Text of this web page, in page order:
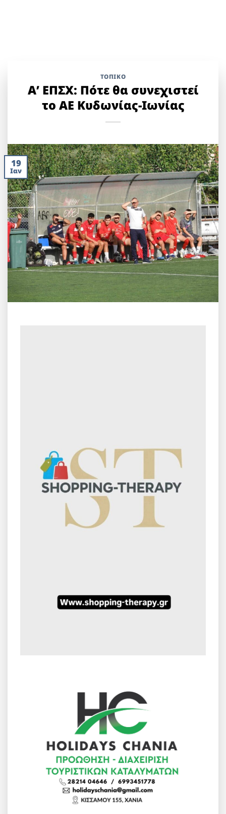
ΤΟΠΙΚΌ
Α’ ΕΠΣΧ: Πότε θα συνεχιστεί
το ΑΕ Κυδωνίας-Ιωνίας
19
Ιαν